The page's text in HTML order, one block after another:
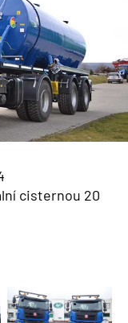
cisternou 20